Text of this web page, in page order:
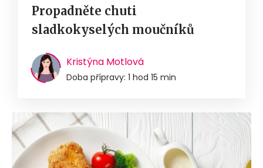
Propadněte chuti
sladkokyselých moučníků
Kristýna Motlová
Doba přípravy: 1 hod 15 min